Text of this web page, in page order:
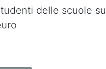
delle scuole